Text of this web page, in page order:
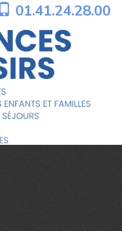
01.41.24.28.00